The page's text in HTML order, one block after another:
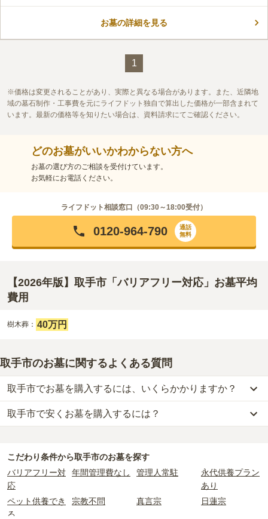
お墓の詳細を見る
1
価格は変更されることがあり、実際と異なる場合があります。また、近隣地
域の墓石制作・工事費を元にライフドット独自で算出した価格が一部含まれて
います。最新の価格等を知りたい場合は、資料請求にてご確認ください。
どのお墓がいいかわからない方へ
お墓の選び方のご相談を受付けています。
お気軽にお電話ください。
ライフドット相談窓口（09:30～18:00受付）
0120-964-790
通話
無料
【2026年版】取手市「バリアフリー対応」お墓平均
費用
樹木葬： 40万円
取手市のお墓に関するよくある質問
取手市でお墓を購入するには、いくらかかりますか？
取手市での購入費用の目安は、一般墓が約220万円、樹木葬が約43
万円、永代供養墓が約48万円です。
2つが主な費用となります。
の一般墓の永代使用料の平均は53万円 で、墓石代は 茨城県の
平均
です。いずれも区画の広さや墓石の大きさ・素材に
樹木葬・納骨堂・永代供養墓は、基本的に墓石代がかからず、永代
取手市で安くお墓を購入するには？
石代別)からお求めいただけます。
する「合祀墓（ごうしぼ）」と呼ばれるタイプです。個別のお墓に
比べて省スペースで管理の手間がかからないため、費用が安く設定
されています。
こだわり条件から取手市のお墓を探す
バリアフリー対
応
年間管理費なし 管理人常駐
永代供養プラン
あり
ペット供養でき
る
宗教不問 真言宗 日蓮宗